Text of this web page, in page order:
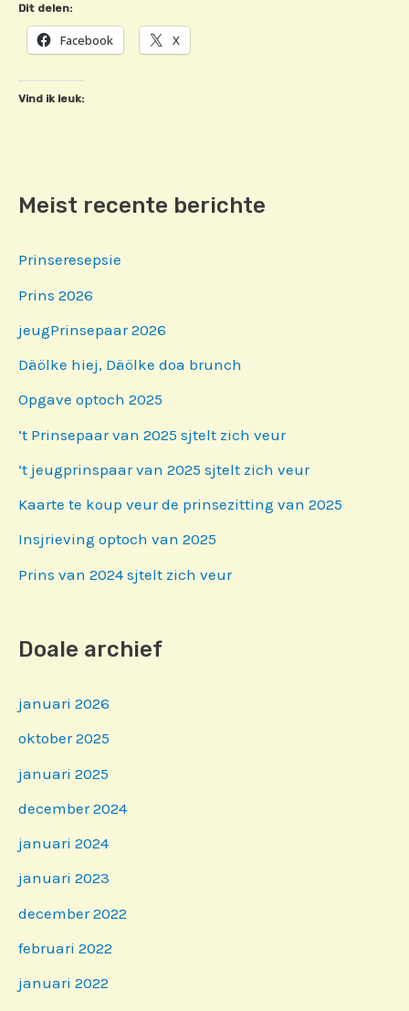
Dit delen:
Facebook X
Vind ik leuk:
Meist recente berichte
Prinseresepsie
Prins 2026
jeugPrinsepaar 2026
Däölke hiej, Däölke doa brunch
Opgave optoch 2025
’t Prinsepaar van 2025 sjtelt zich veur
’t jeugprinspaar van 2025 sjtelt zich veur
Kaarte te koup veur de prinsezitting van 2025
Insjrieving optoch van 2025
Prins van 2024 sjtelt zich veur
Doale archief
januari 2026
oktober 2025
januari 2025
december 2024
januari 2024
januari 2023
december 2022
februari 2022
januari 2022